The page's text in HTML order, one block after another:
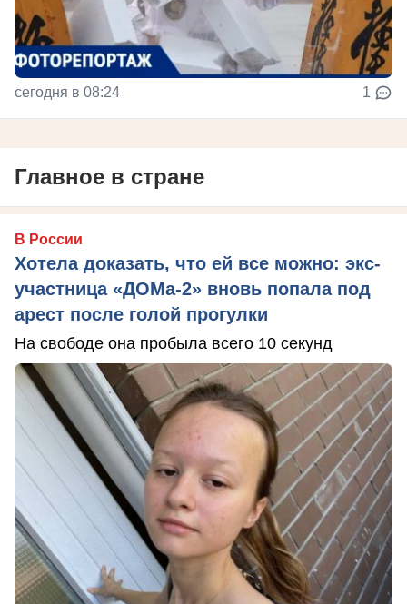
сегодня в 08:24 1
Главное в стране
В России
Хотела доказать, что ей все можно: экс-
участница «ДОМа-2» вновь попала под
арест после голой прогулки
На свободе она пробыла всего 10 секунд